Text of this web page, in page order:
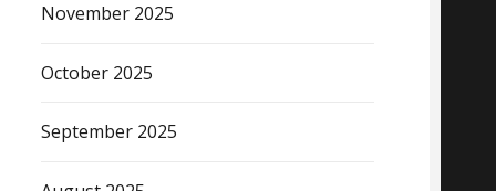
November 2025
October 2025
September 2025